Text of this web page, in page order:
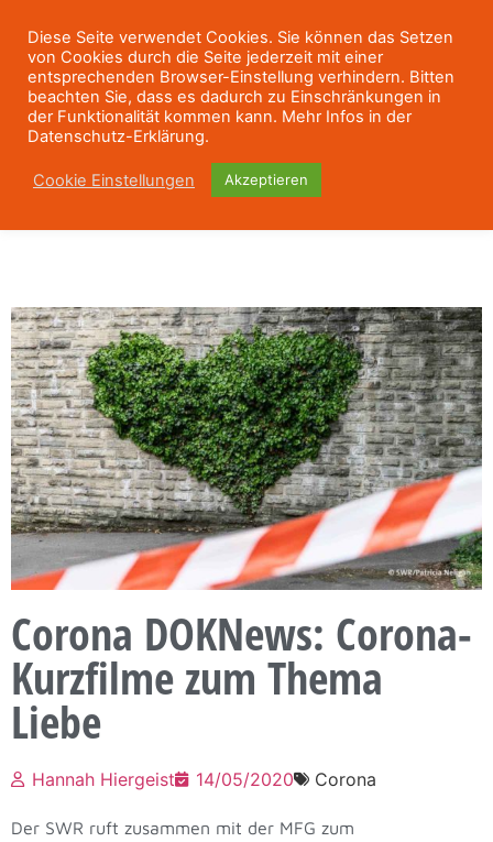
Corona DOKNews: Corona-
Kurzfilme zum Thema
Liebe
Hannah Hiergeist 14/05/2020 Corona
Der SWR ruft zusammen mit der MFG zum
Diese Seite verwendet Cookies. Sie können das Setzen
von Cookies durch die Seite jederzeit mit einer
entsprechenden Browser-Einstellung verhindern. Bitten
beachten Sie, dass es dadurch zu Einschränkungen in
der Funktionalität kommen kann. Mehr Infos in der
Datenschutz-Erklärung.
Cookie Einstellungen Akzeptieren